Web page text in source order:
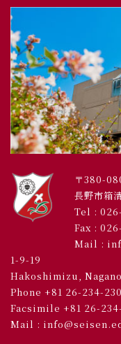
〒380-
長野市箱
Tel :
Fax :
Mail :
1-9-19
Hakoshimizu,
Phone +81 26-234-
Facsimile +81 26-
Mail :